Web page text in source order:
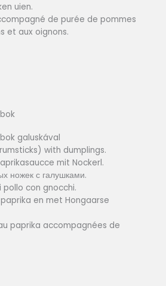
uien.
de purée de pommes
et aux oignons.
galuskával
with dumplings.
mit Nockerl.
ножек с галушками.
con gnocchi.
en met Hongaarse
paprika accompagnées de